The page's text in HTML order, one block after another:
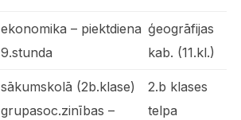
ekonomika – piektdiena
9.stunda
ģeogrāfijas
kab. (11.kl.)
sākumskolā (2b.klase)
grupasoc.zinības –
2.b klases
telpa